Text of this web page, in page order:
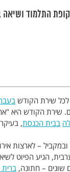
התלמוד ושיאה
לכל שירת הקודש
הקדום. שירת הקודש
בבית הכנסת,
– לארצות
הגיע הפיוט
שונים – חתונה, ברית